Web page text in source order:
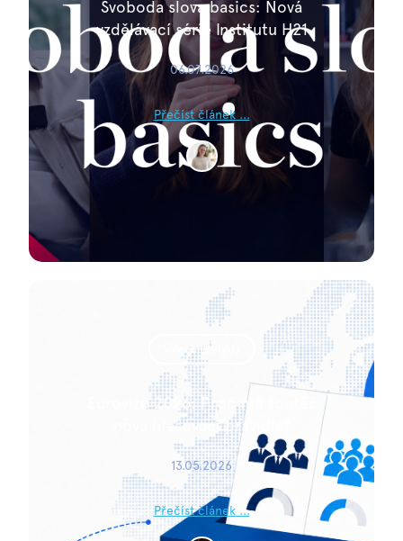
Svoboda slova basics: Nová
vzdělávací série Institutu H21
06.07.2026
Přečíst článek ...
Volební metody
Eurovize 2026: Proč má soutěž
nová hlasovací pravidla?
13.05.2026
Přečíst článek ...